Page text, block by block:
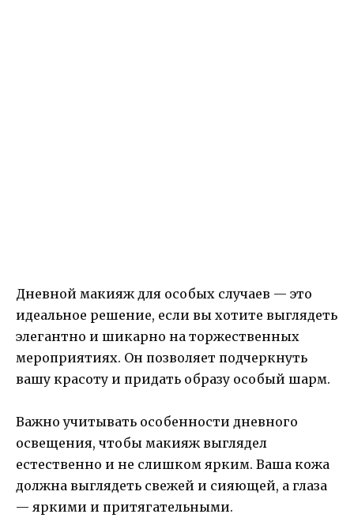
Дневной макияж для особых случаев — это
идеальное решение, если вы хотите выглядеть
элегантно и шикарно на торжественных
мероприятиях. Он позволяет подчеркнуть
вашу красоту и придать образу особый шарм.
Важно учитывать особенности дневного
освещения, чтобы макияж выглядел
естественно и не слишком ярким. Ваша кожа
должна выглядеть свежей и сияющей, а глаза
— яркими и притягательными.